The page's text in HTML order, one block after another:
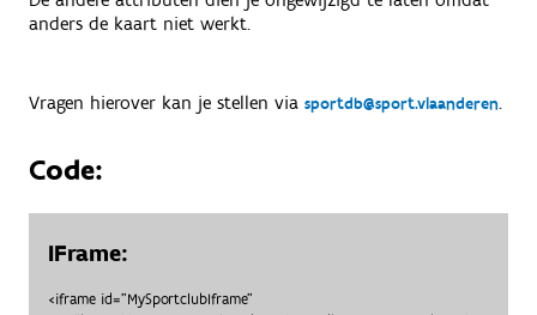
anders de kaart niet werkt.
Vragen hierover kan je stellen via sportdb@sport.vlaanderen.
Code:
IFrame:
<iframe id="MySportclubIframe"